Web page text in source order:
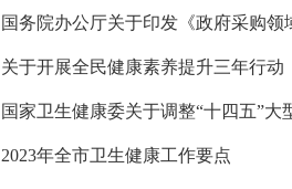
关于开展全民健康素养提升三年行动
国家卫生健康委关于调整“十四五”
2023年全市卫生健康工作要点